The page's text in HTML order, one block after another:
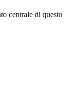
centrale di questo